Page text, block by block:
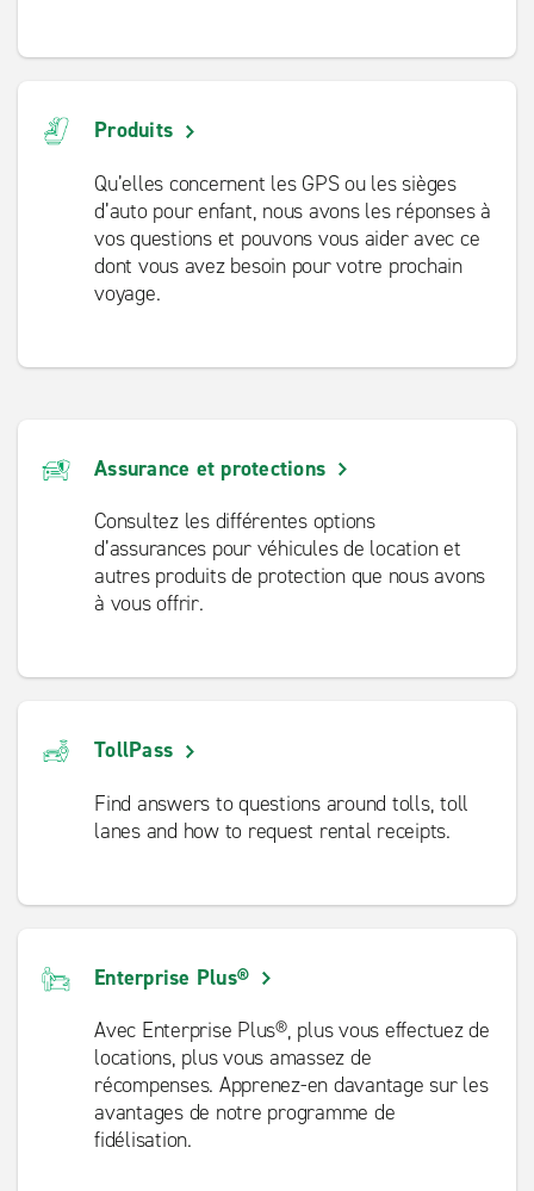
Produits
Qu’elles concernent les GPS ou les sièges
d’auto pour enfant, nous avons les réponses à
vos questions et pouvons vous aider avec ce
dont vous avez besoin pour votre prochain
voyage.
Assurance et protections
Consultez les différentes options
d’assurances pour véhicules de location et
autres produits de protection que nous avons
à vous offrir.
TollPass
Find answers to questions around tolls, toll
lanes and how to request rental receipts.
Enterprise Plus®
Avec Enterprise Plus®, plus vous effectuez de
locations, plus vous amassez de
récompenses. Apprenez-en davantage sur les
avantages de notre programme de
fidélisation.